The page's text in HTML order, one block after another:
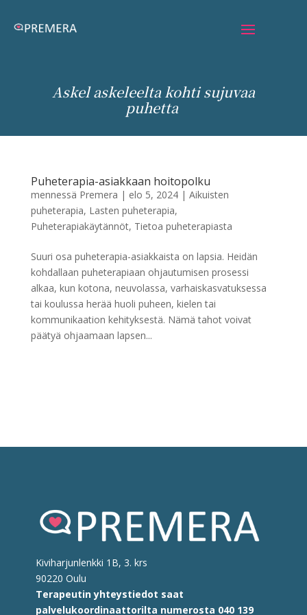
Askel askeleelta kohti sujuvaa
puhetta
Puheterapia-asiakkaan hoitopolku
mennessä Premera | elo 5, 2024| Aikuisten
puheterapia, Lasten puheterapia,
Puheterapiakäytännöt, Tietoa puheterapiasta
Suuri osa puheterapia-asiakkaista on lapsia. Heidän
kohdallaan puheterapiaan ohjautumisen prosessi
alkaa, kun kotona, neuvolassa, varhaiskasvatuksessa
tai koulussa herää huoli puheen, kielen tai
kommunikaation kehityksestä. Nämä tahot voivat
päätyä ohjaamaan lapsen...
Kiviharjunlenkki 1B, 3. krs
90220 Oulu
Terapeutin yhteystiedot saat
palvelukoordinaattorilta numerosta 040 139